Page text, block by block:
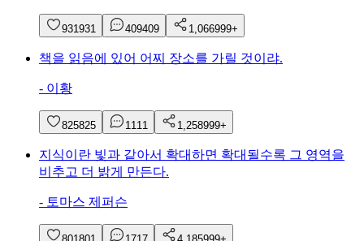
931931 409409 1,066999+
책을 읽음에 있어 어찌 장소를 가릴 것이랴.
- 이황
825825 1111 1,258999+
지식이란 빛과 같아서 확대하면 확대될수록 그 영역을
비추고 더 밝게 만든다.
- 토마스 제퍼슨